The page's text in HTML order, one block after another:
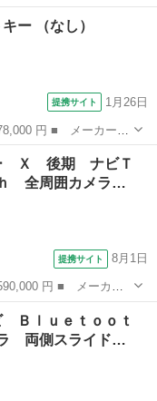
： Ｘ ＦＯＵＲ ４
ートキー プッシュ
ー （なし）
提携サイト 1月26日
： Ｅ スマートキー
ション： AT4速...
ー Ｘ 後期 ナビＴ
全周囲カメラ…
提携サイト 8月1日
名： ｅ－パワー
囲カメラ ドライブ
Ｂｌｕｅｔｏｏｔ
両側スライド…